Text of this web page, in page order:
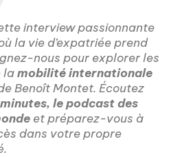
interview passionnante
la vie d’expatriée prend
nous pour explorer les
lamobilité internationale
Benoît Montet. Écoutez
minutes, le podcast des
et préparez-vous à
dans votre propre